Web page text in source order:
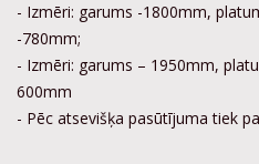
- Izmēri: garums -1800mm,
-780mm;
- Izmēri: garums – 1950mm,
600mm
- Pēc atsevišķa pasūtījuma tiek